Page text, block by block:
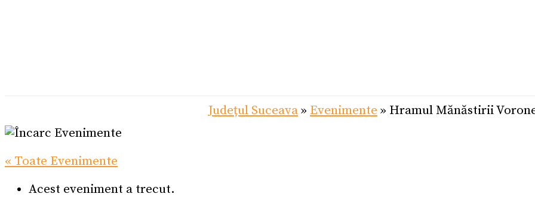
Județul Suceava» Evenimente » Hramul Mănăstirii
« Toate Evenimente
Acest eveniment a trecut.